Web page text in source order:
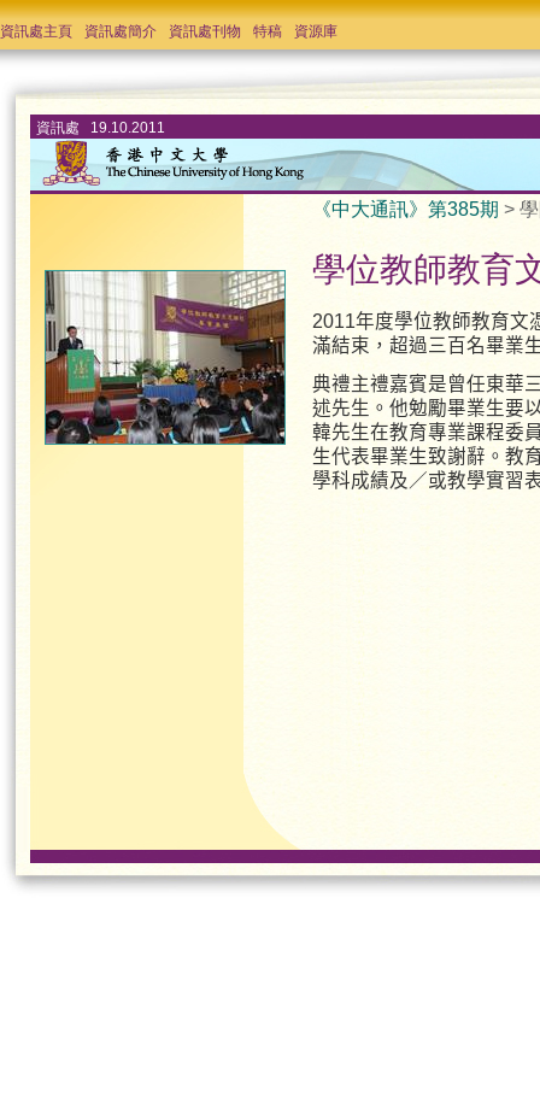
資訊處主頁 資訊處簡介 資訊處刊物 特稿 資源庫
資訊處 19.10.2011
《中大通訊》第385期 >
學位教師教育
2011年度學位教師教育文
滿結束，超過三百名畢業
典禮主禮嘉賓是曾任東華
述先生。他勉勵畢業生要
韓先生在教育專業課程委
生代表畢業生致謝辭。教
學科成績及／或教學實習